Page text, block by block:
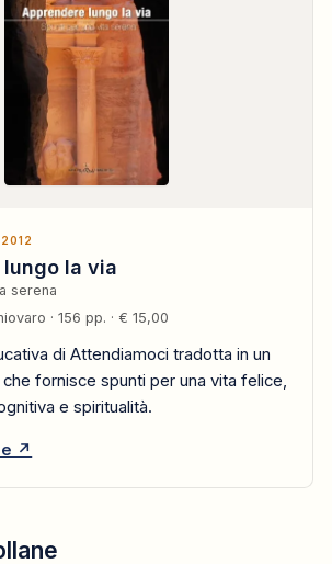
la via
serena
· 156 pp. · € 15,00
di Attendiamoci tradotta in un
fornisce spunti per una vita felice,
e spiritualità.
↗